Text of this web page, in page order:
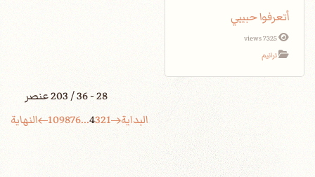
أتعرفوا حبيبي
7325 views
ترانيم
28 - 36 / 203 عنصر
البداية
1
2
3
4
...
6
7
8
9
10 النهاية